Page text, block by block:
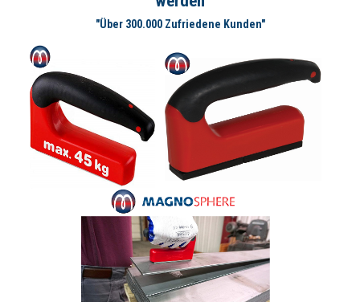
"Über 300.000 Zufriedene Kunden"